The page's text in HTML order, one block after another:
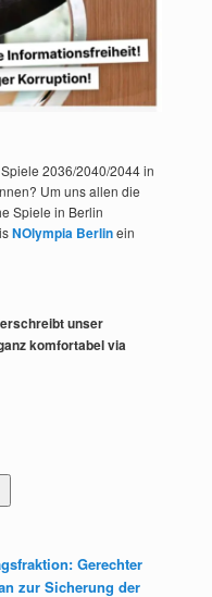
2036/2040/2044 in
Um uns allen die
Spiele in Berlin
NOlympia Berlinein
unser
komfortabel via
Gerechter
zur Sicherung der